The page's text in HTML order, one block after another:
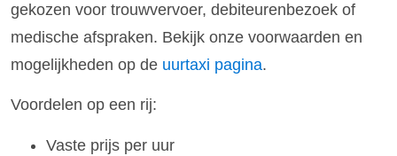
gekozen voor trouwvervoer, debiteurenbezoek of
medische afspraken. Bekijk onze voorwaarden en
mogelijkheden op de uurtaxi pagina.
Voordelen op een rij:
Vaste prijs per uur